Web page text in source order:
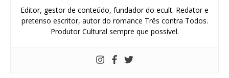
Editor, gestor de conteúdo, fundador do ecult. Redator e
pretenso escritor, autor do romance Três contra Todos.
Produtor Cultural sempre que possível.